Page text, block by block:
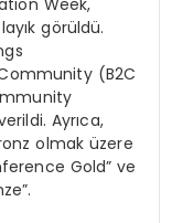
görüldü.
(B2C
Ayrıca,
olmak üzere
Gold” ve